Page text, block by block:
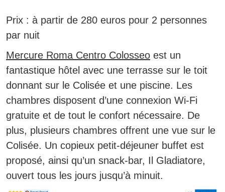
Prix : à partir de 280 euros pour 2 personnes
par nuit
Mercure Roma Centro Colosseo est un
fantastique hôtel avec une terrasse sur le toit
donnant sur le Colisée et une piscine. Les
chambres disposent d’une connexion Wi-Fi
gratuite et de tout le confort nécessaire. De
plus, plusieurs chambres offrent une vue sur le
Colisée. Un copieux petit-déjeuner buffet est
proposé, ainsi qu’un snack-bar, Il Gladiatore,
ouvert tous les jours jusqu’à minuit.